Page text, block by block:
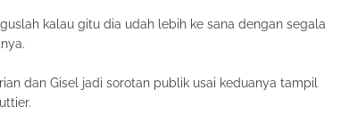
kalau gitu dia udah lebih ke sana dengan segala
dan Gisel jadi sorotan publik usai keduanya tampil